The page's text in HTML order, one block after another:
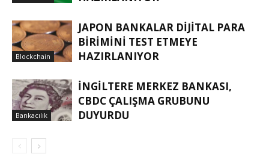
Blockchain
JAPON BANKALAR DIJITAL PARA
BIRIMINI TEST ETMEYE
HAZIRLANIYOR
Bankacılık
İNGILTERE MERKEZ BANKASI,
CBDC ÇALIŞMA GRUBUNU
DUYURDU